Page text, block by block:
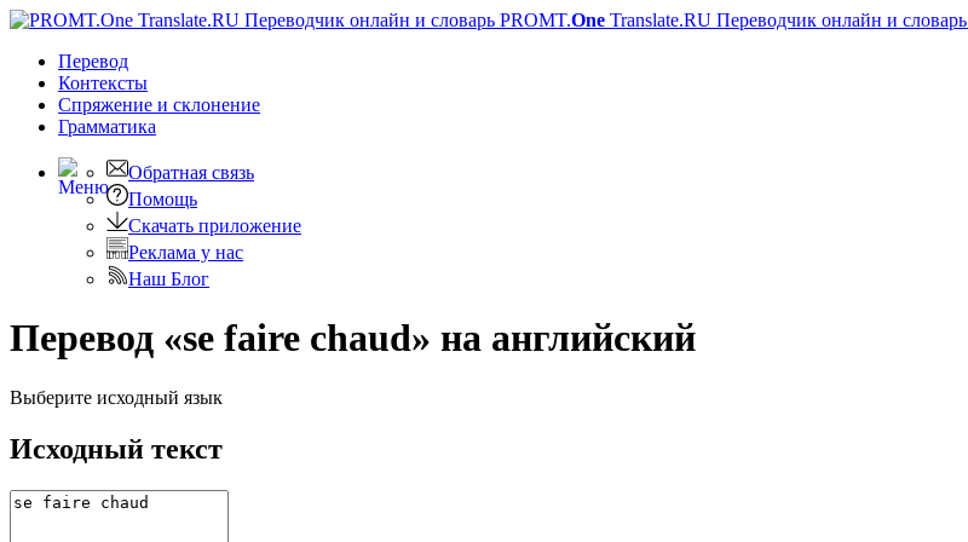
PROMT.One Translate.RU Переводчик онлайн и словарь
Перевод
Контексты
Спряжение и склонение
Грамматика
Обратная связь
Помощь
Скачать приложение
Реклама у нас
Наш Блог
Перевод «se faire chaud» на английский
Выберите исходный язык
Исходный текст